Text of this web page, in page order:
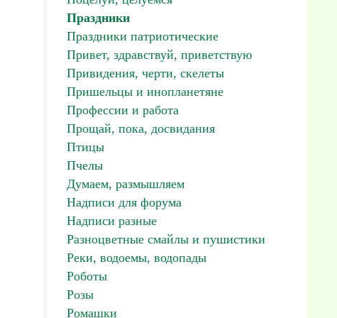
Праздники
Праздники патриотические
Привет, здравствуй, приветствую
Привидения, черти, скелеты
Пришельцы и инопланетяне
Профессии и работа
Прощай, пока, досвидания
Птицы
Пчелы
Думаем, размышляем
Надписи для форума
Надписи разные
Разноцветные смайлы и пушистики
Реки, водоемы, водопады
Роботы
Розы
Ромашки